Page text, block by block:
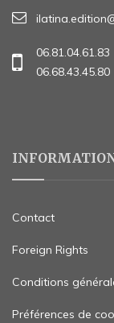
06.81.04.61.83
06.68.43.45.80
Contact
Foreign Rights
Conditions
Préférences de